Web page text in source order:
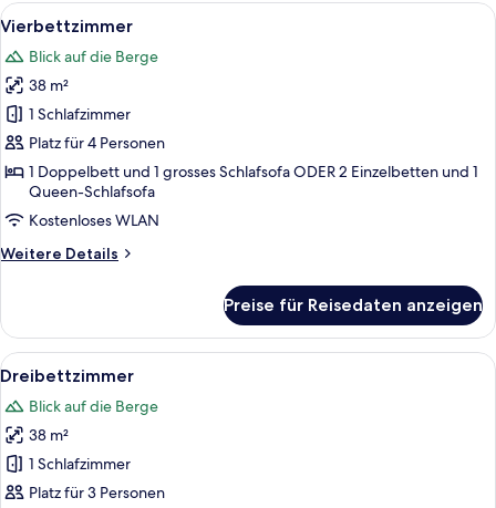
+
niño)
Alle
Fotos
für
Vierbettzimmer
anzeigen
Zimmersafe, Schreibtisch,
6
Vierbettzimmer
Blick auf die Berge
38 m²
1 Schlafzimmer
Platz für 4 Personen
1 Doppelbett und 1 grosses Schlafsofa ODER 2 Einzelbetten und 1
Queen-Schlafsofa
Kostenloses WLAN
Weitere Details
Weitere
Preise für Reisedaten anzeigen
Alle
Fotos
für
Dreibettzimmer
anzeigen
Zimmersafe, Schreibtisch,
5
Dreibettzimmer
Blick auf die Berge
38 m²
1 Schlafzimmer
Platz für 3 Personen